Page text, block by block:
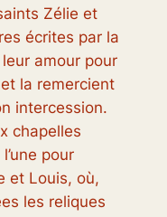
Zélie et
écrites par la
amour pour
la remercient
intercession.
chapelles
pour
et Louis, où,
les reliques